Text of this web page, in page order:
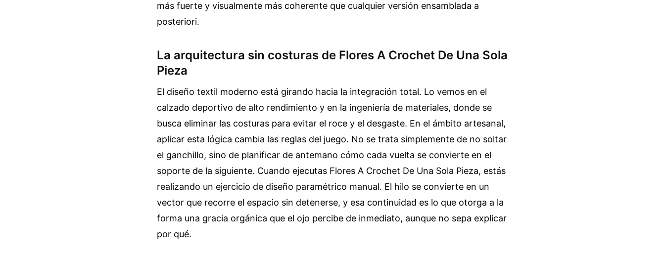
más fuerte y visualmente más coherente que cualquier versión ensamblada a
posteriori.
La arquitectura sin costuras de Flores A Crochet De Una Sola
Pieza
El diseño textil moderno está girando hacia la integración total. Lo vemos en el
calzado deportivo de alto rendimiento y en la ingeniería de materiales, donde se
busca eliminar las costuras para evitar el roce y el desgaste. En el ámbito artesanal,
aplicar esta lógica cambia las reglas del juego. No se trata simplemente de no soltar
el ganchillo, sino de planificar de antemano cómo cada vuelta se convierte en el
soporte de la siguiente. Cuando ejecutas Flores A Crochet De Una Sola Pieza, estás
realizando un ejercicio de diseño paramétrico manual. El hilo se convierte en un
vector que recorre el espacio sin detenerse, y esa continuidad es lo que otorga a la
forma una gracia orgánica que el ojo percibe de inmediato, aunque no sepa explicar
por qué.